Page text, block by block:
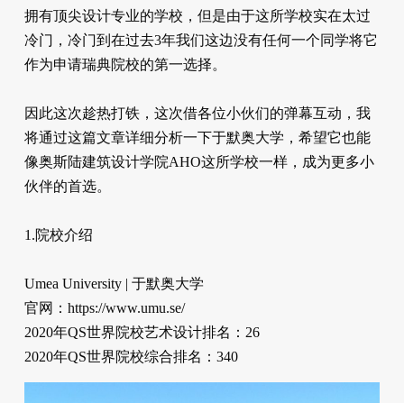
拥有顶尖设计专业的学校，但是由于这所学校实在太过
冷门，冷门到在过去3年我们这边没有任何一个同学将它
作为申请瑞典院校的第一选择。
因此这次趁热打铁，这次借各位小伙们的弹幕互动，我
将通过这篇文章详细分析一下于默奥大学，希望它也能
像奥斯陆建筑设计学院AHO这所学校一样，成为更多小
伙伴的首选。
1.院校介绍
Umea University | 于默奥大学
官网：https://www.umu.se/
2020年QS世界院校艺术设计排名：26
2020年QS世界院校综合排名：340